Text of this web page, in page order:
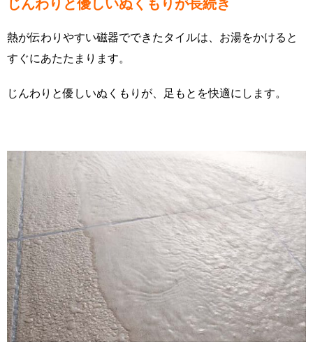
じんわりと優しいぬくもりが長続き
熱が伝わりやすい磁器でできたタイルは、お湯をかけると
すぐにあたたまります。
じんわりと優しいぬくもりが、足もとを快適にします。